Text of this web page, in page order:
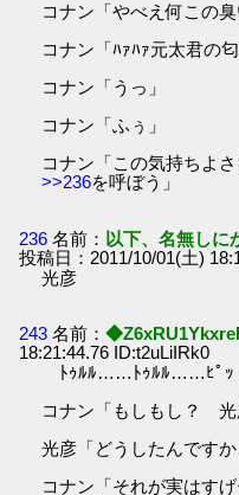
コナン「やべえ何この
コナン「ﾊｧﾊｧ元太君の
コナン「うっ」
コナン「ふぅ」
コナン「この気持ちよ
>>236を呼ぼう」
236 名前： 以下、名無しに
投稿日：2011/10/01(土)
光彦
243 名前：
18:21:44.76 ID:t2uLiIRk0
ﾄｩﾙﾙ……ﾄｩﾙﾙ……ﾋﾟｯ
コナン「もしもし？ 光
光彦「どうしたんですか
コナン「それが実はす